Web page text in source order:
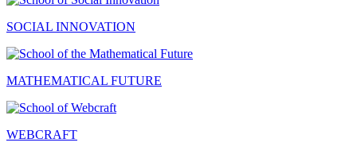
SOCIAL INNOVATION
MATHEMATICAL FUTURE
WEBCRAFT